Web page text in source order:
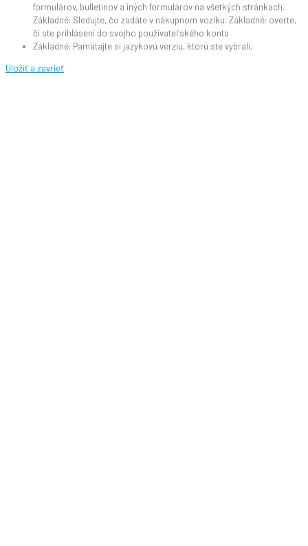
formulárov, bulletinov a iných formulárov na všetkých stránkach.
Základné: Sledujte, čo zadáte v nákupnom vozíku. Základné: overte,
či ste prihlásení do svojho používateľského konta
Základné: Pamätajte si jazykovú verziu, ktorú ste vybrali.
Uložiť a zavrieť